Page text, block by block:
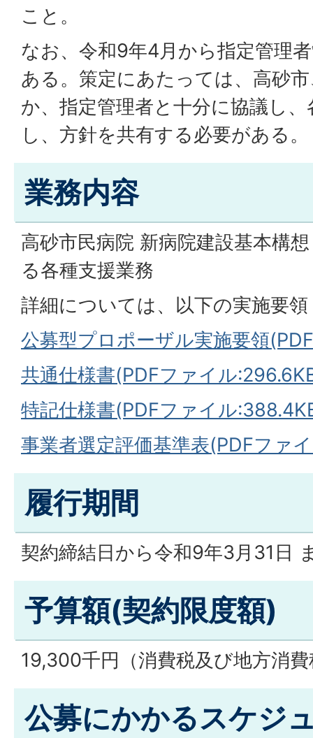
こと。
なお、令和9年4月から指定管理
ある。策定にあたっては、高砂
か、指定管理者と十分に協議し
し、方針を共有する必要がある。
業務内容
高砂市民病院 新病院建設基本構
る各種支援業務
詳細については、以下の実施要
公募型プロポーザル実施要領
共通仕様書(PDFファイル
特記仕様書(PDFファイル
事業者選定評価基準表(PDFファ
履行期間
契約締結日から令和9年3月31日
予算額(契約限度額)
19,300千円（消費税及び地方消
公募にかかるスケジ